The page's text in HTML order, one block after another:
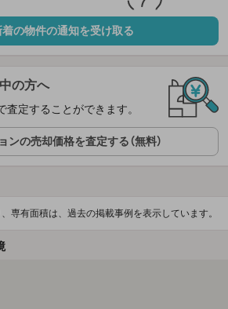
着の物件の通知を受け取る
の方へ
定することができます。
ンの売却価格を査定する（無料）
専有面積は、過去の掲載事例を表示しています。